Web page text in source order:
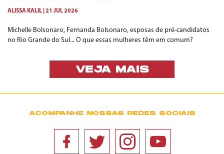
ALISSA KALIL 21 JUL 2026
Michelle Bolsonaro, Fernanda Bolsonaro, esposas de pré-candidatos
no Rio Grande do Sul... O que essas mulheres têm em comum?
VEJA MAIS
ACOMPANHE NOSSAS REDES SOCIAIS